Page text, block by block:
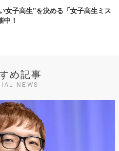
女子高生”を決める「女子高生ミス
中！
め記事
NEWS